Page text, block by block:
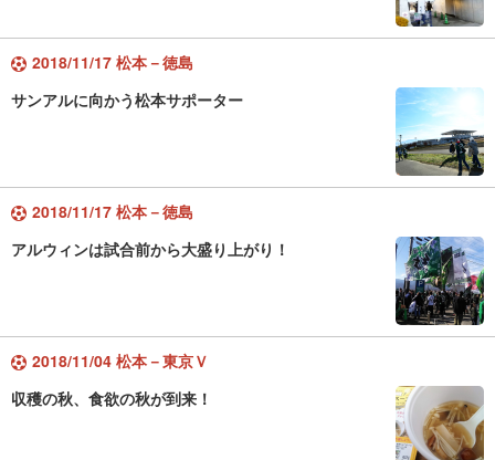
2018/11/17 松本－徳島
サンアルに向かう松本サポーター
2018/11/17 松本－徳島
アルウィンは試合前から大盛り上がり！
2018/11/04 松本－東京Ｖ
収穫の秋、食欲の秋が到来！